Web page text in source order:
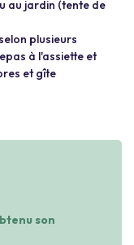
au jardin (tente de
plusieurs
à l'assiette et
et gîte
son